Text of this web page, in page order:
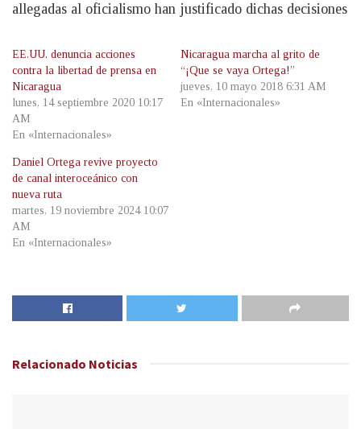
allegadas al oficialismo han justificado dichas decisiones
EE.UU. denuncia acciones
contra la libertad de prensa en
Nicaragua
lunes, 14 septiembre 2020 10:17
AM
En «Internacionales»
Nicaragua marcha al grito de
“¡Que se vaya Ortega!”
jueves, 10 mayo 2018 6:31 AM
En «Internacionales»
Daniel Ortega revive proyecto
de canal interoceánico con
nueva ruta
martes, 19 noviembre 2024 10:07
AM
En «Internacionales»
Relacionado Noticias